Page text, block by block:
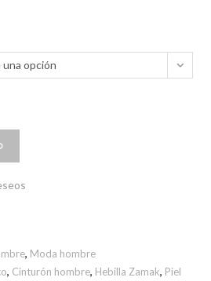
una opción
, Moda hombre
, Cinturón hombre, Hebilla Zamak, Piel